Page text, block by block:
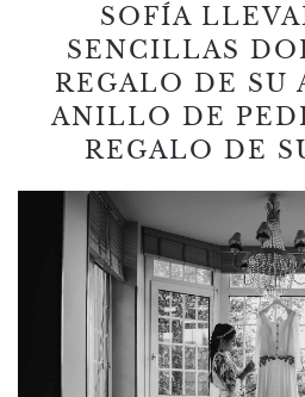
SOFÍA
SENCILLAS
REGALO DE SU
ANILLO DE
REGALO DE